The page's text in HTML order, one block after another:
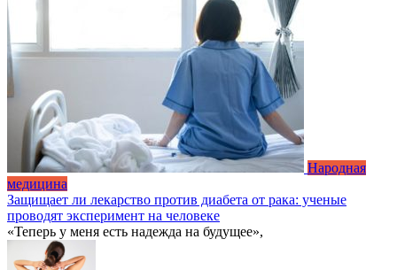
Народная
медицина
Защищает ли лекарство против диабета от рака: ученые
проводят эксперимент на человеке
«Теперь у меня есть надежда на будущее»,